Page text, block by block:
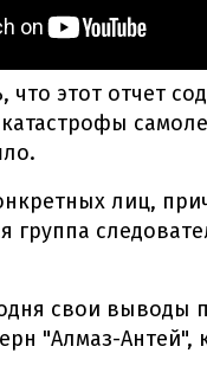
что этот отчет
катастрофы
лиц,
группа
свои выводы
"Алмаз-